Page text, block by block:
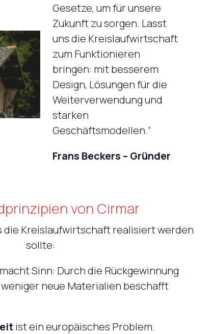
Gesetze, um für unsere
Zukunft zu sorgen. Lasst
uns die Kreislaufwirtschaft
zum Funktionieren
bringen: mit besserem
Design, Lösungen für die
Weiterverwendung und
starken
Geschäftsmodellen.“
Frans Beckers – Gründer
von Cirmar
die Kreislaufwirtschaft realisiert werden
sollte:
macht Sinn: Durch die Rückgewinnung
neue Materialien beschafft
ist ein europäisches Problem.